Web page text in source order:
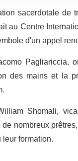
sacerdotale de
au Centre
d'un appel
Pagliariccia,
des mains et la
Shomali,
nombreux
formation.